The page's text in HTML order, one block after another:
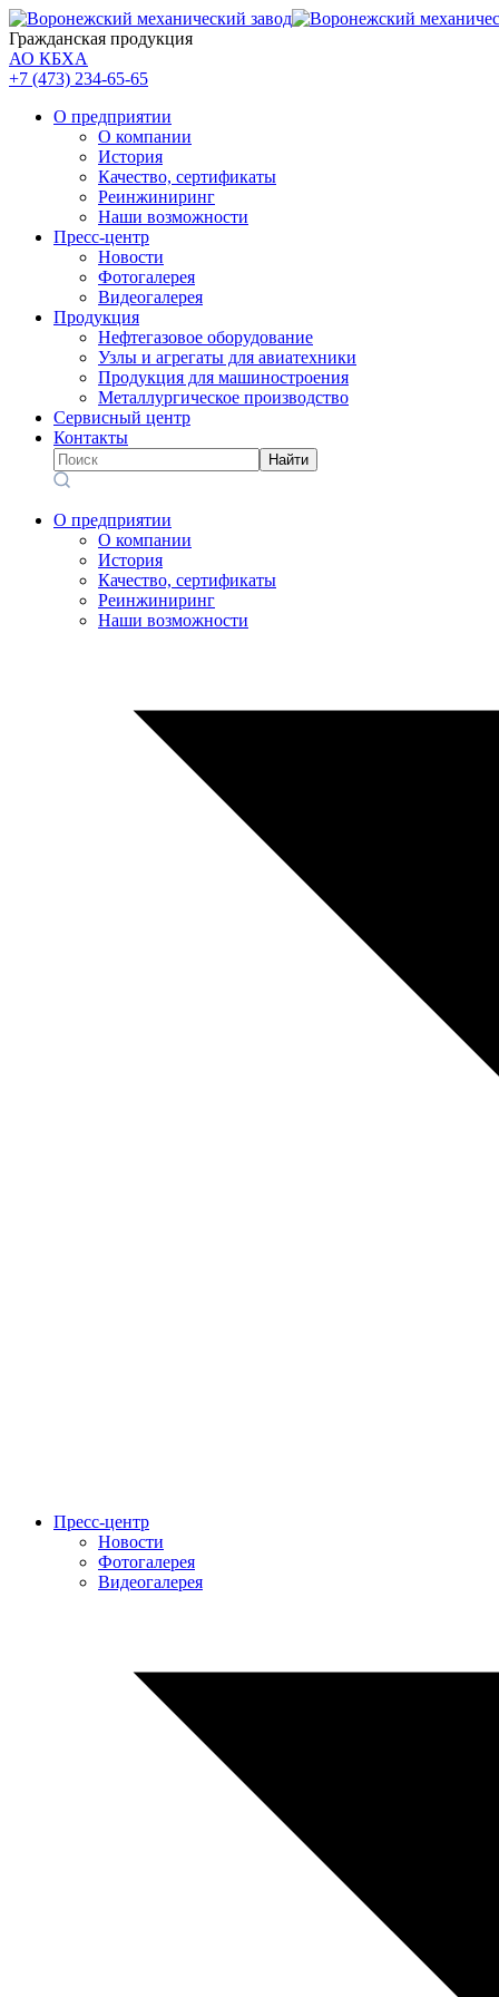
Гражданская продукция
АО КБХА
+7 (473) 234-65-65
О предприятии
О компании
История
Качество, сертификаты
Реинжиниринг
Наши возможности
Пресс-центр
Новости
Фотогалерея
Видеогалерея
Продукция
Нефтегазовое оборудование
Узлы и агрегаты для авиатехники
Продукция для машиностроения
Металлургическое производство
Сервисный центр
Контакты
Найти
О предприятии
О компании
История
Качество, сертификаты
Реинжиниринг
Наши возможности
Пресс-центр
Новости
Фотогалерея
Видеогалерея